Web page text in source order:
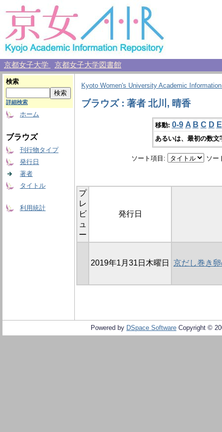
京都女子大学 京都女子大学図書館
検索
詳細検索
ホーム
ブラウズ
刊行物タイプ
発行日
著者
タイトル
利用統計
Kyoto Women's University Academic
ブラウズ : 著者 北川, 晴香
移動: 0-9 A B C D E
あるいは、最初の数
ソート項目: ソー
プ
レ
ビ
ュ
ー
発行日
2019年1月31日木曜日 京だし巻き
Powered by DSpace Software Copyright ©